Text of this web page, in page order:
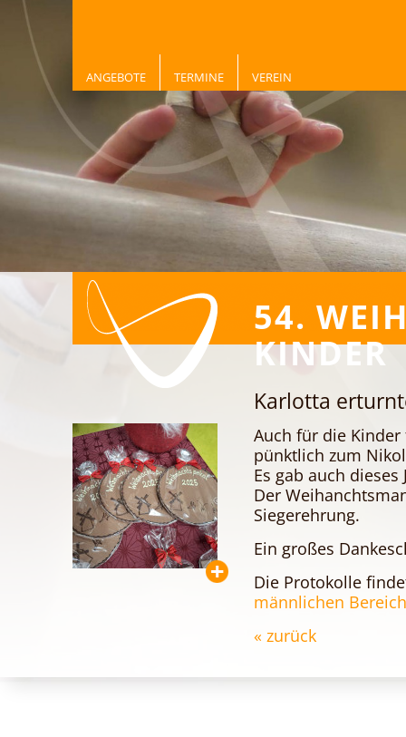
ANGEBOTE TERMINE VEREIN
54.
KINDER
Karlotta
Auch für die
pünktlich zum
Es gab auch
Der
Siegerehrung.
Ein großes
Die Protokolle
männlichen Bereich
« zurück